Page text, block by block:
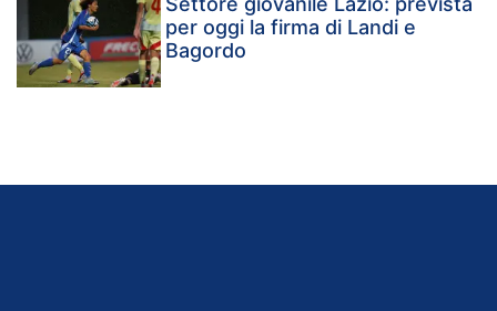
per oggi la firma di Landi e
Bagordo